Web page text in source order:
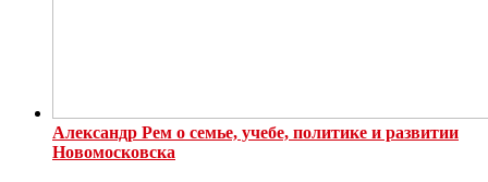
Александр Рем о семье, учебе, политике и развитии
Новомосковска